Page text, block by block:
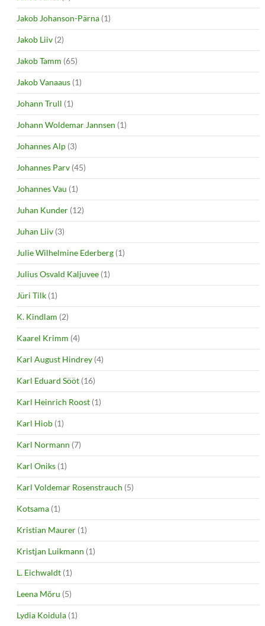
Jakob Johanson-Pärna (1)
Jakob Liiv (2)
Jakob Tamm (65)
Jakob Vanaaus (1)
Johann Trull (1)
Johann Woldemar Jannsen (1)
Johannes Alp (3)
Johannes Parv (45)
Johannes Vau (1)
Juhan Kunder (12)
Juhan Liiv (3)
Julie Wilhelmine Ederberg (1)
Julius Osvald Kaljuvee (1)
Jüri Tilk (1)
K. Kindlam (2)
Kaarel Krimm (4)
Karl August Hindrey (4)
Karl Eduard Sööt (16)
Karl Heinrich Roost (1)
Karl Hiob (1)
Karl Normann (7)
Karl Oniks (1)
Karl Voldemar Rosenstrauch (5)
Kotsama (1)
Kristian Maurer (1)
Kristjan Luikmann (1)
L. Eichwaldt (1)
Leena Mõru (5)
Lydia Koidula (1)